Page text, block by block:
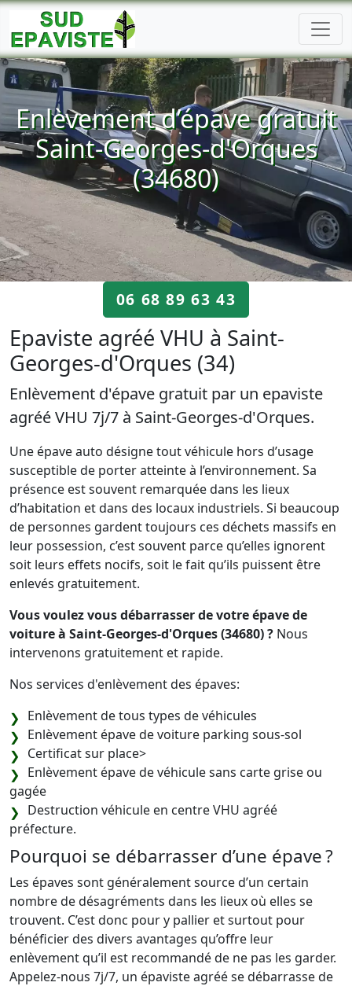
Enlèvement d’épave gratuit
Saint-Georges-d'Orques
(34680)
06 68 89 63 43
Epaviste agréé VHU à Saint-
Georges-d'Orques (34)
Enlèvement d'épave gratuit par un epaviste
agréé VHU 7j/7 à Saint-Georges-d'Orques.
Une épave auto désigne tout véhicule hors d’usage
susceptible de porter atteinte à l’environnement. Sa
présence est souvent remarquée dans les lieux
d’habitation et dans des locaux industriels. Si beaucoup
de personnes gardent toujours ces déchets massifs en
leur possession, c’est souvent parce qu’elles ignorent
soit leurs effets nocifs, soit le fait qu’ils puissent être
enlevés gratuitement.
Vous voulez vous débarrasser de votre épave de
voiture à Saint-Georges-d'Orques (34680) ? Nous
intervenons gratuitement et rapide.
Nos services d'enlèvement des épaves:
Enlèvement de tous types de véhicules
Enlèvement épave de voiture parking sous-sol
Certificat sur place>
Enlèvement épave de véhicule sans carte grise ou
gagée
Destruction véhicule en centre VHU agréé
préfecture.
Pourquoi se débarrasser d’une épave ?
Les épaves sont généralement source d’un certain
nombre de désagréments dans les lieux où elles se
trouvent. C’est donc pour y pallier et surtout pour
bénéficier des divers avantages qu’offre leur
enlèvement qu’il est recommandé de ne pas les garder.
Appelez-nous 7j/7, un épaviste agréé se débarrasse de